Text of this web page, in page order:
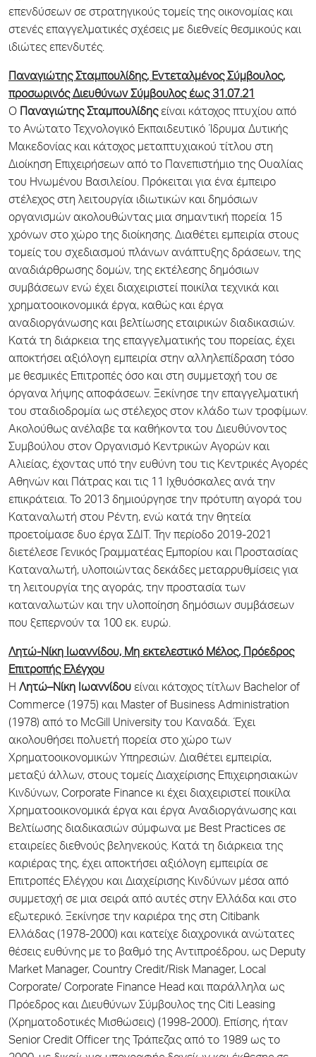
επενδύσεων σε στρατηγικούς τομείς της οικονομίας και
στενές επαγγελματικές σχέσεις με διεθνείς θεσμικούς και
ιδιώτες επενδυτές.
Παναγιώτης Σταμπουλίδης, Εντεταλμένος Σύμβουλος,
προσωρινός Διευθύνων Σύμβουλος έως 31.07.21
Ο Παναγιώτης Σταμπουλίδηςείναι κάτοχος πτυχίου από
το Ανώτατο Τεχνολογικό Εκπαιδευτικό Ίδρυμα Δυτικής
Μακεδονίας και κάτοχος μεταπτυχιακού τίτλου στη
Διοίκηση Επιχειρήσεων από το Πανεπιστήμιο της Ουαλίας
του Ηνωμένου Βασιλείου. Πρόκειται για ένα έμπειρο
στέλεχος στη λειτουργία ιδιωτικών και δημόσιων
οργανισμών ακολουθώντας μια σημαντική πορεία 15
χρόνων στο χώρο της διοίκησης. Διαθέτει εμπειρία στους
τομείς του σχεδιασμού πλάνων ανάπτυξης δράσεων, της
αναδιάρθρωσης δομών, της εκτέλεσης δημόσιων
συμβάσεων ενώ έχει διαχειριστεί ποικίλα τεχνικά και
χρηματοοικονομικά έργα, καθώς και έργα
αναδιοργάνωσης και βελτίωσης εταιρικών διαδικασιών.
Κατά τη διάρκεια της επαγγελματικής του πορείας, έχει
αποκτήσει αξιόλογη εμπειρία στην αλληλεπίδραση τόσο
με θεσμικές Επιτροπές όσο και στη συμμετοχή του σε
όργανα λήψης αποφάσεων. Ξεκίνησε την επαγγελματική
του σταδιοδρομία ως στέλεχος στον κλάδο των τροφίμων.
Ακολούθως ανέλαβε τα καθήκοντα του Διευθύνοντος
Συμβούλου στον Οργανισμό Κεντρικών Αγορών και
Αλιείας, έχοντας υπό την ευθύνη του τις Κεντρικές Αγορές
Αθηνών και Πάτρας και τις 11 Ιχθυόσκαλες ανά την
επικράτεια. Το 2013 δημιούργησε την πρότυπη αγορά του
Καταναλωτή στου Ρέντη, ενώ κατά την θητεία
προετοίμασε δυο έργα ΣΔΙΤ. Την περίοδο 2019-2021
διετέλεσε Γενικός Γραμματέας Εμπορίου και Προστασίας
Καταναλωτή, υλοποιώντας δεκάδες μεταρρυθμίσεις για
τη λειτουργία της αγοράς, την προστασία των
καταναλωτών και την υλοποίηση δημόσιων συμβάσεων
που ξεπερνούν τα 100 εκ. ευρώ.
Λητώ-Νίκη Ιωαννίδου, Μη εκτελεστικό Μέλος, Πρόεδρος
Επιτροπής Ελέγχου
Η Λητώ–Νίκη Ιωαννίδου είναι κάτοχος τίτλων Bachelor of
Commerce (1975) και Master of Business Administration
(1978) από το McGill University του Καναδά. Έχει
ακολουθήσει πολυετή πορεία στο χώρο των
Χρηματοοικονομικών Υπηρεσιών. Διαθέτει εμπειρία,
μεταξύ άλλων, στους τομείς Διαχείρισης Επιχειρησιακών
Κινδύνων, Corporate Finance κι έχει διαχειριστεί ποικίλα
Χρηματοοικονομικά έργα και έργα Αναδιοργάνωσης και
Βελτίωσης διαδικασιών σύμφωνα με Best Practices σε
εταιρείες διεθνούς βεληνεκούς. Κατά τη διάρκεια της
καριέρας της, έχει αποκτήσει αξιόλογη εμπειρία σε
Επιτροπές Ελέγχου και Διαχείρισης Κινδύνων μέσα από
συμμετοχή σε μια σειρά από αυτές στην Ελλάδα και στο
εξωτερικό. Ξεκίνησε την καριέρα της στη Citibank
Ελλάδας (1978-2000) και κατείχε διαχρονικά ανώτατες
θέσεις ευθύνης με το βαθμό της Αντιπροέδρου, ως Deputy
Market Manager, Country Credit/Risk Manager, Local
Corporate/ Corporate Finance Head και παράλληλα ως
Πρόεδρος και Διευθύνων Σύμβουλος της Citi Leasing
(Χρηματοδοτικές Μισθώσεις) (1998-2000). Επίσης, ήταν
Senior Credit Officer της Τράπεζας από το 1989 ως το